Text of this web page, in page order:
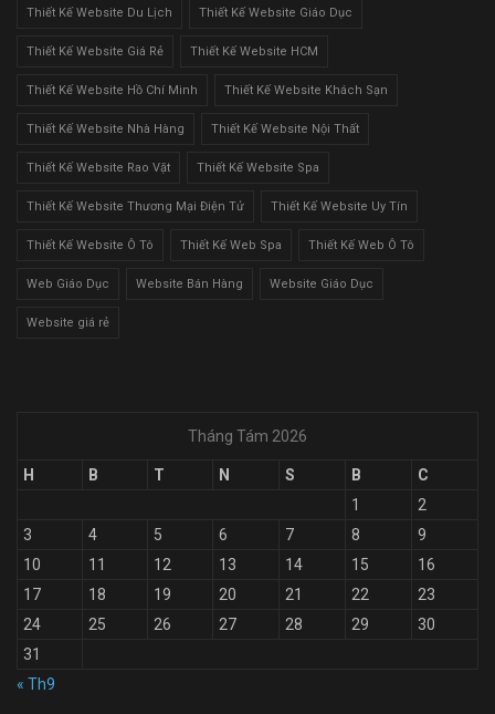
Thiết Kế Website Du Lịch Thiết Kế Website Giáo Dục
Thiết Kế Website Giá Rẻ Thiết Kế Website HCM
Thiết Kế Website Hồ Chí Minh Thiết Kế Website Khách Sạn
Thiết Kế Website Nhà Hàng Thiết Kế Website Nội Thất
Thiết Kế Website Rao Vặt Thiết Kế Website Spa
Thiết Kế Website Thương Mại Điện Tử Thiết Kế Website Uy Tín
Thiết Kế Website Ô Tô Thiết Kế Web Spa Thiết Kế Web Ô Tô
Web Giáo Dục Website Bán Hàng Website Giáo Dục
Website giá rẻ
Tháng Tám 2026
H B T N S B
C
1
2
3
4 5 6 7 8
9
10
11 12 13 14 15
16
17
18 19 20 21 22
23
24
25 26 27 28 29
30
31
« Th9